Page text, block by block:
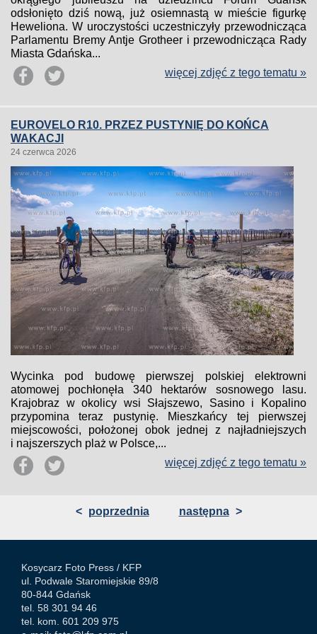
odsłonięto dziś nową, już osiemnastą w mieście figurkę
Heweliona. W uroczystości uczestniczyły przewodnicząca
Parlamentu Bremy Antje Grotheer i przewodnicząca Rady
Miasta Gdańska...
więcej zdjęć z tego tematu »
EUROVELO R10. PRZEZ PUSTYNIĘ DO KOŃCA
WAKACJI
24 czerwca 2026
Wycinka pod budowę pierwszej polskiej elektrowni
atomowej pochłonęła 340 hektarów sosnowego lasu.
Krajobraz w okolicy wsi Słajszewo, Sasino i Kopalino
przypomina teraz pustynię. Mieszkańcy tej pierwszej
miejscowości, położonej obok jednej z najładniejszych
i najszerszych plaż w Polsce,...
więcej zdjęć z tego tematu »
< poprzednia następna >
Kosycarz Foto Press / KFP
ul. Podwale Staromiejskie 89/8
80-844 Gdańsk
tel. 58 301 94 46
tel. kom. 601 209 975